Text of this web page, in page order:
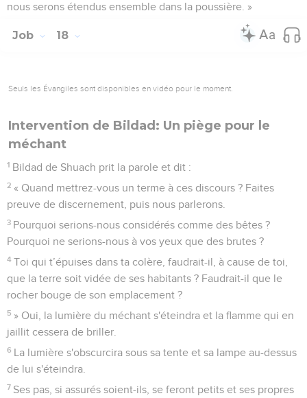
nous serons étendus ensemble dans la poussière. »
Job 18
Seuls les Évangiles sont disponibles en vidéo pour le moment.
Intervention de Bildad: Un piège pour le
méchant
1 Bildad de Shuach prit la parole et dit :
2 « Quand mettrez-vous un terme à ces discours ? Faites
preuve de discernement, puis nous parlerons.
3 Pourquoi serions-nous considérés comme des bêtes ?
Pourquoi ne serions-nous à vos yeux que des brutes ?
4 Toi qui t’épuises dans ta colère, faudrait-il, à cause de toi,
que la terre soit vidée de ses habitants ? Faudrait-il que le
rocher bouge de son emplacement ?
5 » Oui, la lumière du méchant s'éteindra et la flamme qui en
jaillit cessera de briller.
6 La lumière s'obscurcira sous sa tente et sa lampe au-dessus
de lui s'éteindra.
7 Ses pas, si assurés soient-ils, se feront petits et ses propres